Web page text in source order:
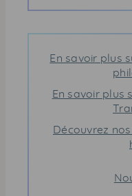
En savoir plus
En savoir plus
Découvrez